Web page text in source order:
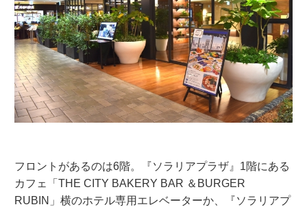
フロントがあるのは6階。『ソラリアプラザ』1階にある
カフェ「THE CITY BAKERY BAR ＆BURGER
RUBIN」横のホテル専用エレベーターか、『ソラリアプ